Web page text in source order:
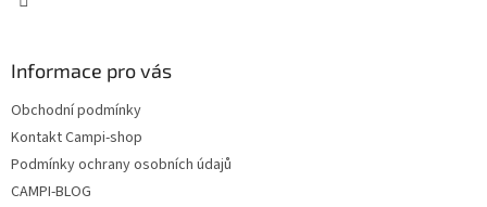
Informace pro vás
Obchodní podmínky
Kontakt Campi-shop
Podmínky ochrany osobních údajů
CAMPI-BLOG